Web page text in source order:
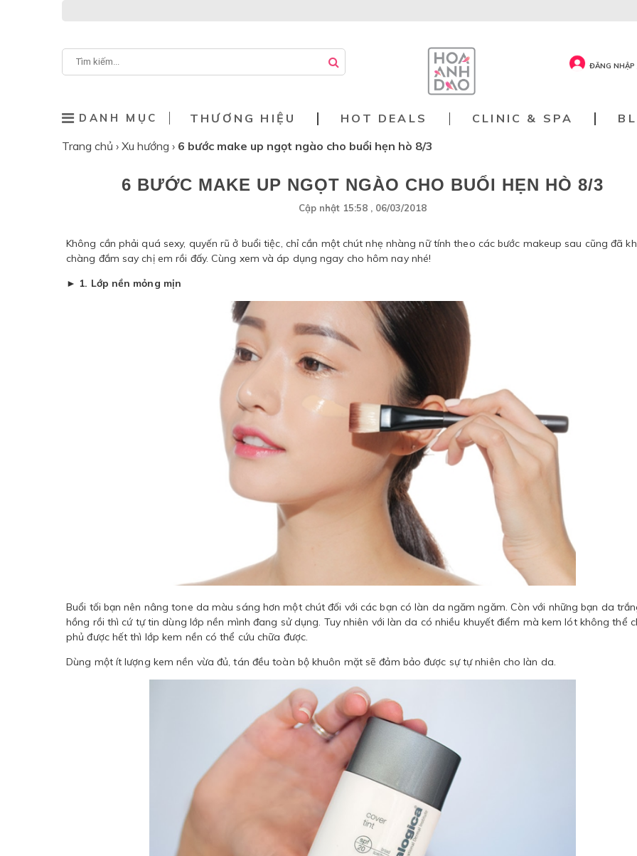
ĐĂNG NHẬP
DANH MỤC THƯƠNG HIỆU HOT DEALS CLINIC & SPA
Trang chủ › Xu hướng › 6 bước make up ngọt ngào cho buổi hẹn hò 8/3
6 BƯỚC MAKE UP NGỌT NGÀO CHO BUỔI HẸN HÒ 8/3
Cập nhật 15:58 , 06/03/2018
Không cần phải quá sexy, quyến rũ ở buổi tiệc, chỉ cần một chút nhẹ nhàng nữ tính theo các bước makeup sau cũng đã
chàng đắm say chị em rồi đấy. Cùng xem và áp dụng ngay cho hôm nay nhé!
► 1. Lớp nền mỏng mịn
Buổi tối bạn nên nâng tone da màu sáng hơn một chút đối với các bạn có làn da ngăm ngăm. Còn với những bạn da
hồng rồi thì cứ tự tin dùng lớp nền mình đang sử dụng. Tuy nhiên với làn da có nhiều khuyết điểm mà kem lót không thể
phủ được hết thì lớp kem nền có thể cứu chữa được.
Dùng một ít lượng kem nền vừa đủ, tán đều toàn bộ khuôn mặt sẽ đảm bảo được sự tự nhiên cho làn da.